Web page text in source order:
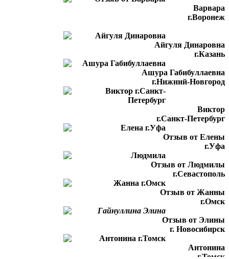
Варвара
г.Воронеж
Айгуля Динаровна
г.Казань
Ашура Габибуллаевна
г.Нижний-Новгород
Виктор
г.Санкт-Петербург
Отзыв от Елены
г.Уфа
Отзыв от Людмилы
г.Севастополь
Отзыв от Жанны
г.Омск
Отзыв от Элины
г. Новосибирск
Антонина
г.Томск